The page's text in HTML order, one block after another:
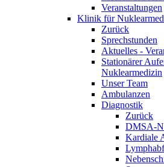
Veranstaltungen
Klinik für
Zurück
Sprechstunden
Aktuelles -
Stationärer
Nuklearmedizin
Unser Team
Ambulanzen
Diagnostik
Zurück
DMSA-
Kardiale